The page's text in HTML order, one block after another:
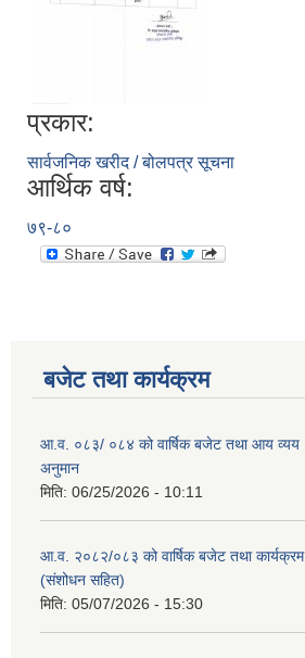
प्रकार:
सार्वजनिक खरीद / बोलपत्र सूचना
आर्थिक वर्ष:
७९-८०
बजेट तथा कार्यक्रम
आ.व. ०८३/ ०८४ को वार्षिक बजेट तथा आय व्यय
अनुमान
मिति: 06/25/2026 - 10:11
आ.व. २०८२/०८३ को वार्षिक बजेट तथा कार्यक्रम
(संशोधन सहित)
मिति: 05/07/2026 - 15:30